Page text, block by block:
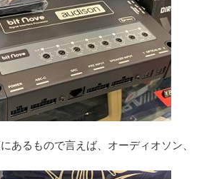
あるもので言えば、オーディオソン、